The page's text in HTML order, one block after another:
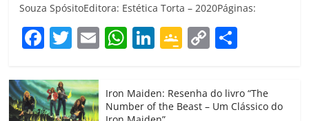
Souza SpósitoEditora: Estética Torta – 2020Páginas:
F
c
e
T
itt
er
E W
at
s
Li
e
G
gl
C
p
y
m
p
Iron Maiden: Resenha do livro “The
Number of the Beast – Um Clássico do